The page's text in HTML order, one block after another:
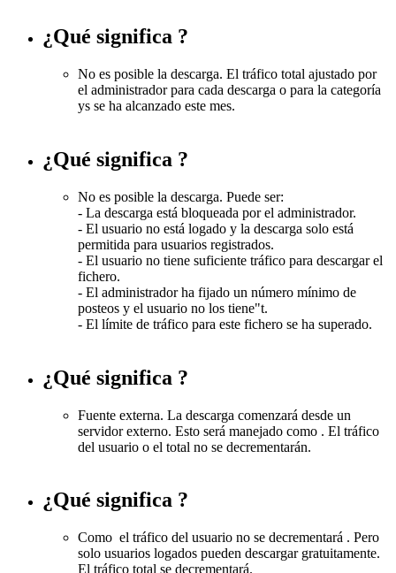
¿Qué significa ?
No es posible la descarga. El tráfico total ajustado por
el administrador para cada descarga o para la categoría
ys se ha alcanzado este mes.
¿Qué significa ?
No es posible la descarga. Puede ser:
- La descarga está bloqueada por el administrador.
- El usuario no está logado y la descarga solo está
permitida para usuarios registrados.
- El usuario no tiene suficiente tráfico para descargar el
fichero.
- El administrador ha fijado un número mínimo de
posteos y el usuario no los tiene"t.
- El límite de tráfico para este fichero se ha superado.
¿Qué significa ?
Fuente externa. La descarga comenzará desde un
servidor externo. Esto será manejado como . El tráfico
del usuario o el total no se decrementarán.
¿Qué significa ?
Como el tráfico del usuario no se decrementará . Pero
solo usuarios logados pueden descargar gratuitamente.
El tráfico total se decrementará.